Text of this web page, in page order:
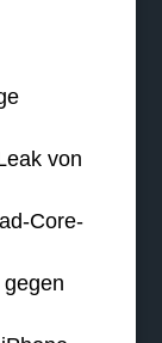
von
Core-